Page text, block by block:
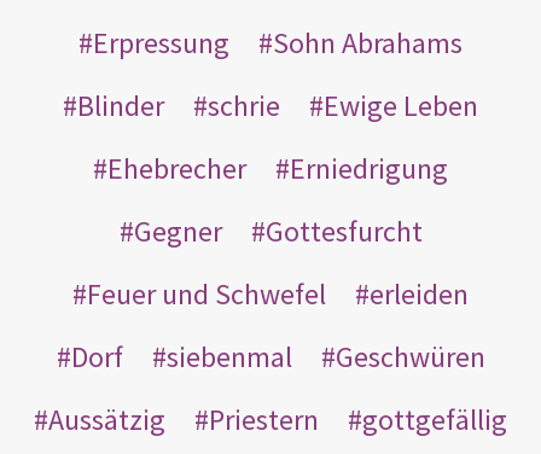
Erpressung
Sohn Abrahams
Blinder
schrie
Ewige Leben
Ehebrecher
Erniedrigung
Gegner
Gottesfurcht
Feuer und Schwefel
erleiden
Dorf
siebenmal
Geschwüren
Aussätzig
Priestern
gottgefällig